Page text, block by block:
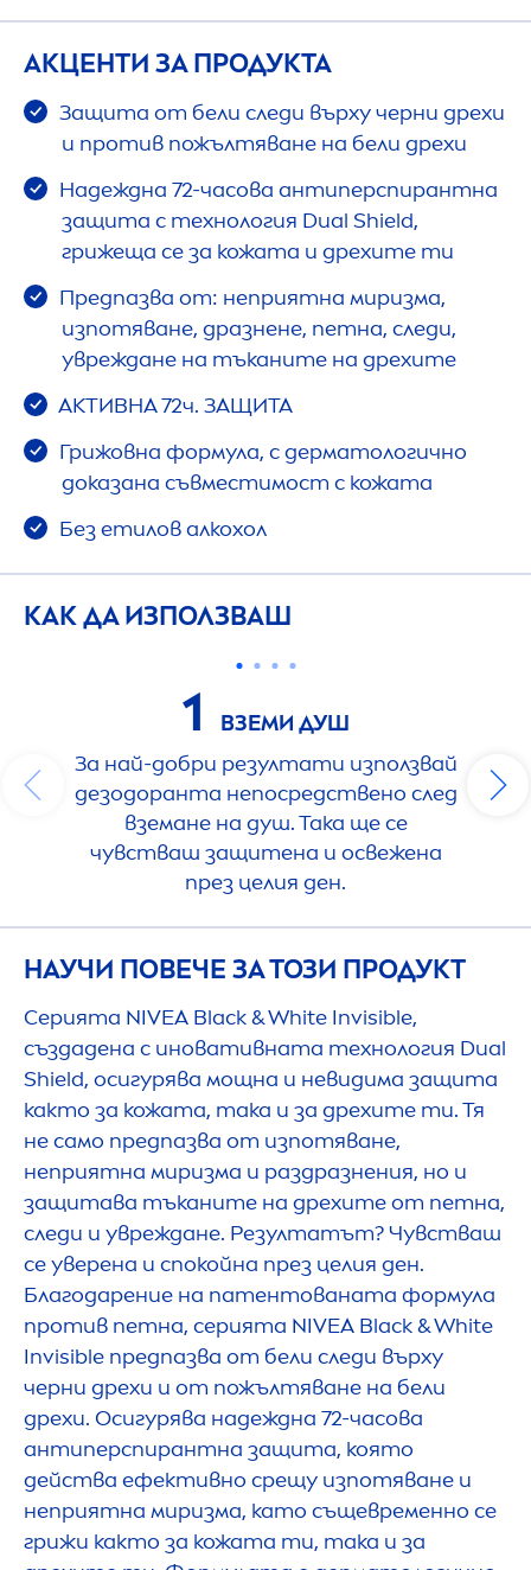
АКЦЕНТИ ЗА ПРОДУКТА
Защита от бели следи върху черни дрехи
и против пожълтяване на бели дрехи
Надеждна 72-часова антиперспирантна
защита с технология Dual Shield,
грижеща се за кожата и дрехите ти
Предпазва от: неприятна миризма,
изпотяване, дразнене, петна, следи,
увреждане на тъканите на дрехите
АКТИВНА 72ч. ЗАЩИТА
Грижовна формула, с дерматологично
доказана съвместимост с кожата
Без етилов алкохол
КАК ДА ИЗПОЛЗВАШ
1
ВЗЕМИ ДУШ
За най-добри резултати използвай
дезодоранта непосредствено след
вземане на душ. Така ще се
чувстваш защитена и освежена
през целия ден.
НАУЧИ ПОВЕЧЕ ЗА ТОЗИ ПРОДУКТ
Серията NIVEA Black&White Invisible,
създадена с иновативната технология Dual
Shield, осигурява мощна и невидима защита
както за кожата, така и за дрехите ти. Тя
не само предпазва от изпотяване,
неприятна миризма и раздразнения, но и
защитава тъканите на дрехите от петна,
следи и увреждане. Резултатът? Чувстваш
се уверена и спокойна през целия ден.
Благодарение на патентованата формула
против петна, серията NIVEA Black&White
Invisible предпазва от бели следи върху
черни дрехи и от пожълтяване на бели
дрехи. Осигурява надеждна 72-часова
антиперспирантна защита, която
действа ефективно срещу изпотяване и
неприятна миризма, като същевременно се
грижи както за кожата ти, така и за